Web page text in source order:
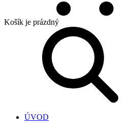
Košík je prázdný
ÚVOD